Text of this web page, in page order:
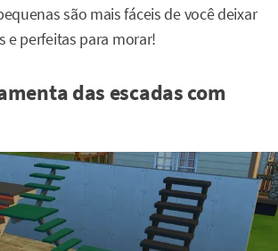
são mais fáceis de você deixar
e perfeitas para morar!
das escadas com